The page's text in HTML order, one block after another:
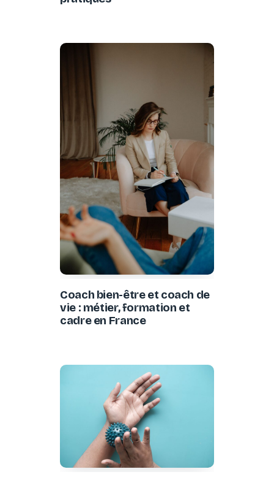
Coach bien-être et coach de
vie : métier, formation et
cadre en France